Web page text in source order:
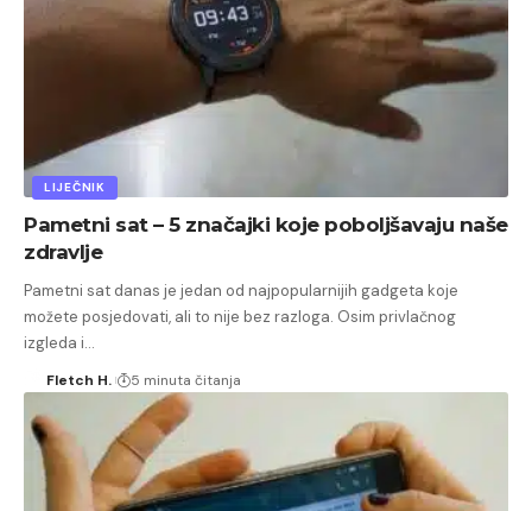
LIJEČNIK
Pametni sat – 5 značajki koje poboljšavaju naše
zdravlje
Pametni sat danas je jedan od najpopularnijih gadgeta koje
možete posjedovati, ali to nije bez razloga. Osim privlačnog
izgleda i…
Fletch H. 5 minuta čitanja